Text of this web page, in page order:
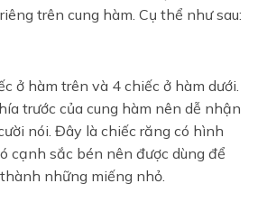
trên cung hàm. Cụ thể như sau:
ở hàm trên và 4 chiếc ở hàm dưới.
trước của cung hàm nên dễ nhận
nói. Đây là chiếc răng có hình
cạnh sắc bén nên được dùng để
những miếng nhỏ.